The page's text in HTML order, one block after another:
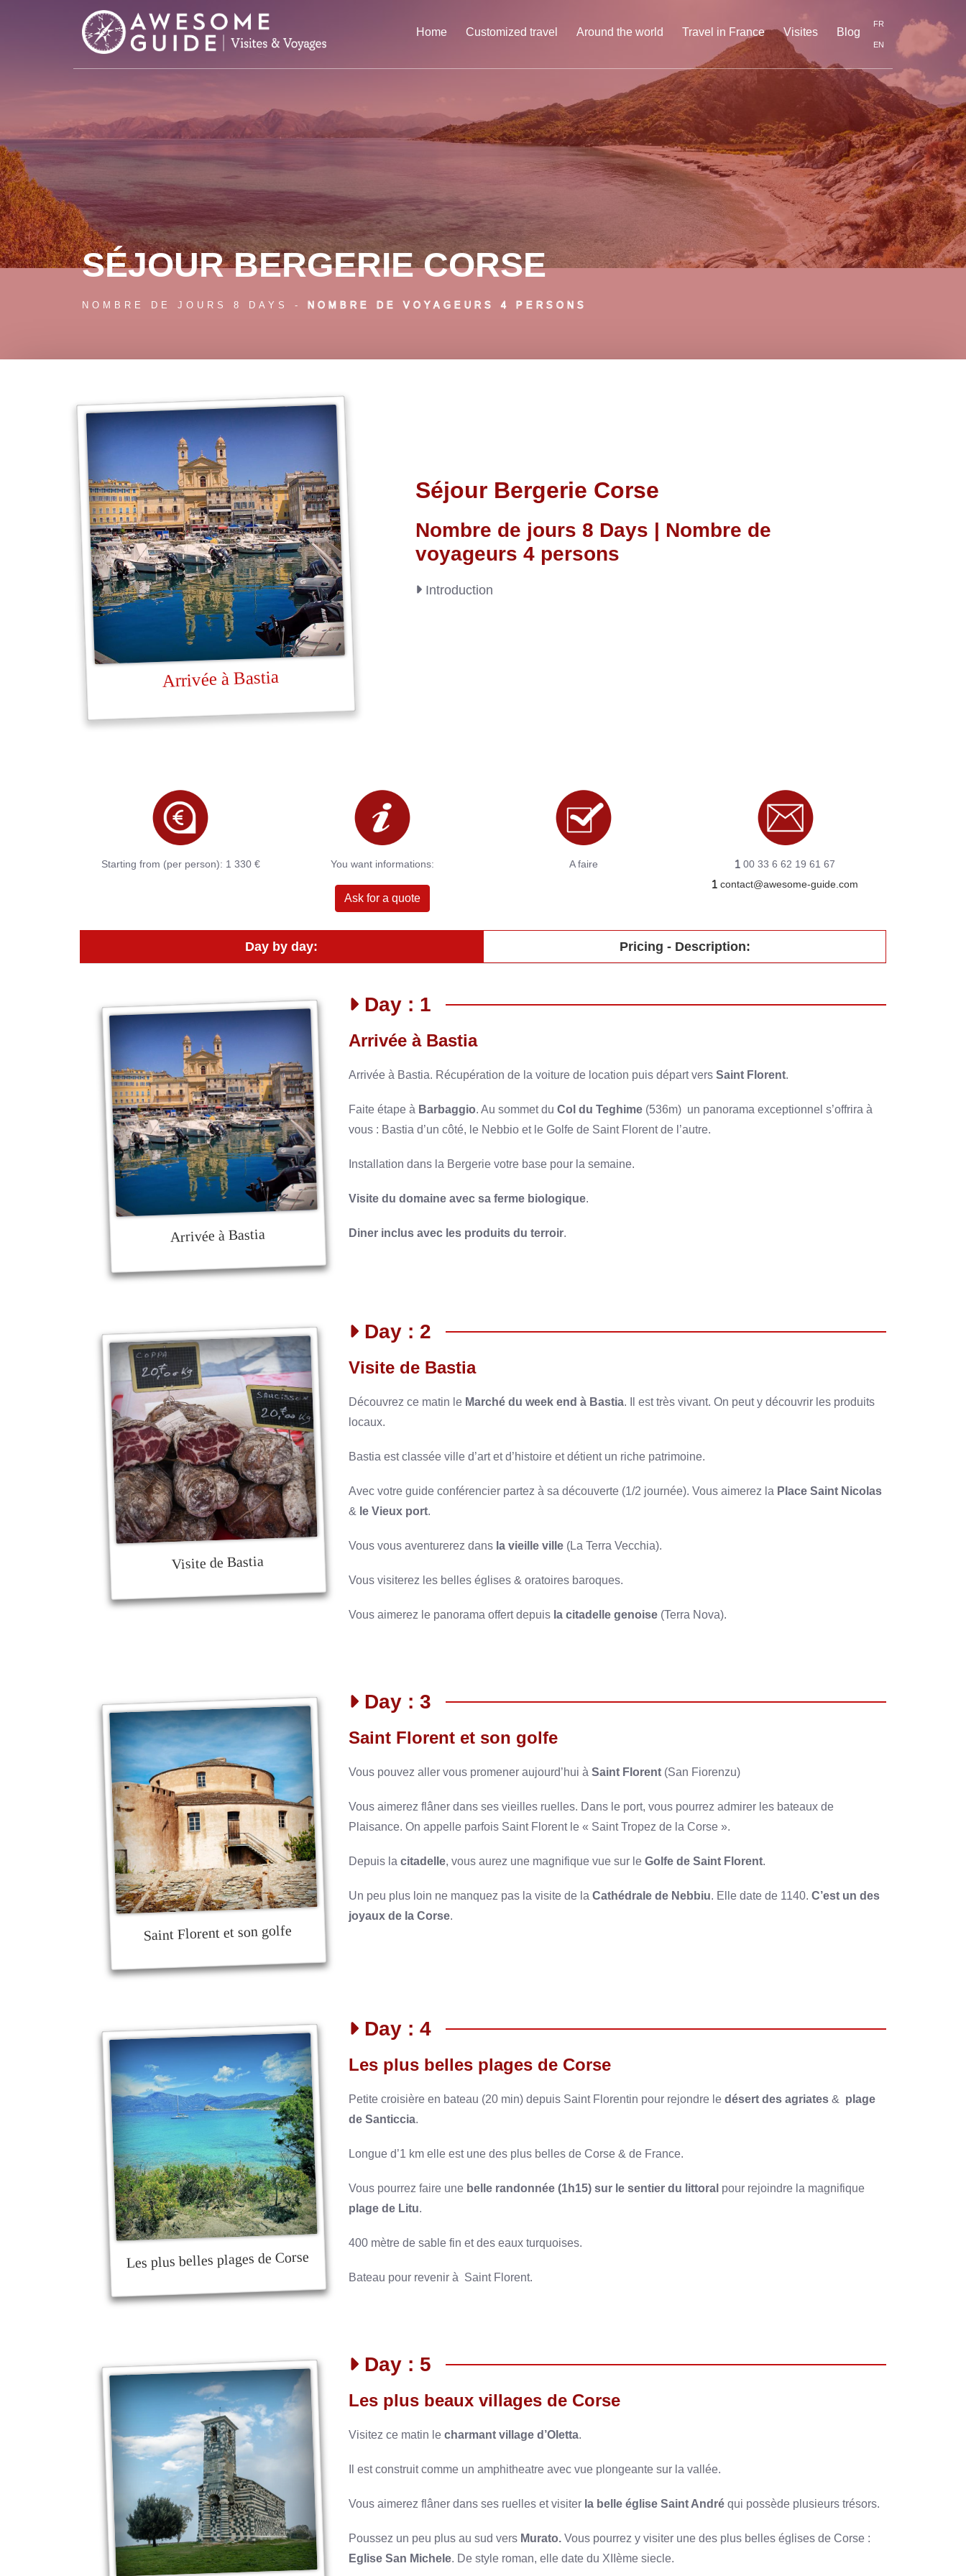
Skip to main content
Home
Customized travel Around the world Travel in France Visites Blog
FR
EN
SÉJOUR BERGERIE CORSE
NOMBRE DE JOURS 8 DAYS - NOMBRE DE VOYAGEURS 4 PERSONS
Arrivée à Bastia
Séjour Bergerie Corse
Nombre de jours 8 Days | Nombre de
voyageurs 4 persons
Introduction
Starting from (per person): 1 330 € You want informations:
Ask for a quote
A faire
00 33 6 62 19 61 67
contact@awesome-guide.com
Day by day: Pricing - Description:
Arrivée à Bastia
Day : 1
Arrivée à Bastia
Arrivée à Bastia. Récupération de la voiture de location puis départ vers Saint Florent.
Faite étape à Barbaggio. Au sommet du Col du Teghime(536m) un panorama exceptionnel s’offrira à
vous : Bastia d’un côté, le Nebbio et le Golfe de Saint Florent de l’autre.
Installation dans la Bergerie votre base pour la semaine.
Visite du domaine avec sa ferme biologique.
Diner inclus avec les produits du terroir.
Visite de Bastia
Day : 2
Visite de Bastia
Découvrez ce matin le Marché du week end à Bastia. Il est très vivant. On peut y découvrir les produits
locaux.
Bastia est classée ville d’art et d’histoire et détient un riche patrimoine.
Avec votre guide conférencier partez à sa découverte (1/2 journée). Vous aimerez la Place Saint Nicolas
& le Vieux port.
Vous vous aventurerez dans la vieille ville(La Terra Vecchia).
Vous visiterez les belles églises & oratoires baroques.
Vous aimerez le panorama offert depuis la citadelle genoise(Terra Nova).
Saint Florent et son golfe
Day : 3
Saint Florent et son golfe
Vous pouvez aller vous promener aujourd’hui à Saint Florent(San Fiorenzu)
Vous aimerez flâner dans ses vieilles ruelles. Dans le port, vous pourrez admirer les bateaux de
Plaisance. On appelle parfois Saint Florent le « Saint Tropez de la Corse ».
Depuis la citadelle, vous aurez une magnifique vue sur le Golfe de Saint Florent.
Un peu plus loin ne manquez pas la visite de la Cathédrale de Nebbiu. Elle date de 1140. C’est un des
joyaux de la Corse.
Les plus belles plages de Corse
Day : 4
Les plus belles plages de Corse
Petite croisière en bateau (20 min) depuis Saint Florentin pour rejondre le désert des agriates& plage
de Santiccia.
Longue d’1 km elle est une des plus belles de Corse & de France.
Vous pourrez faire unebelle randonnée (1h15) sur le sentier du littoral pour rejoindre la magnifique
plage de Litu.
400 mètre de sable fin et des eaux turquoises.
Bateau pour revenir à Saint Florent.
Day : 5
Les plus beaux villages de Corse
Visitez ce matin le charmant village d’Oletta.
Il est construit comme un amphitheatre avec vue plongeante sur la vallée.
Vous aimerez flâner dans ses ruelles et visiter la belle église Saint Andréqui possède plusieurs trésors.
Poussez un peu plus au sud vers Murato. Vous pourrez y visiter une des plus belles églises de Corse :
Eglise San Michele. De style roman, elle date du XIIème siecle.